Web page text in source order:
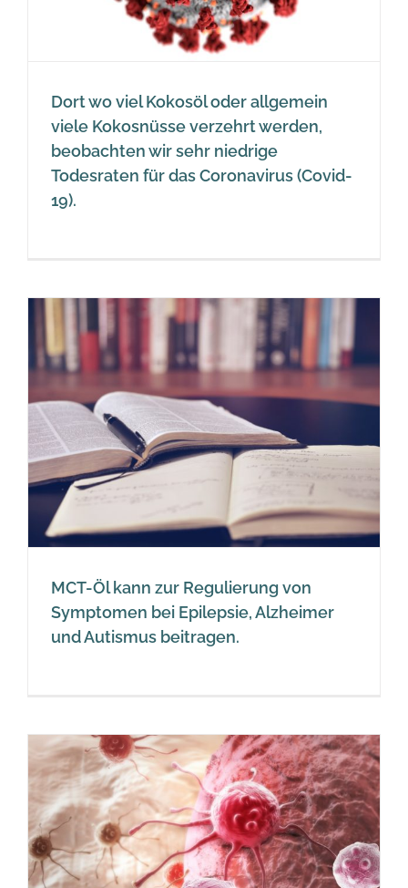
Dort wo viel Kokosöl oder allgemein
viele Kokosnüsse verzehrt werden,
beobachten wir sehr niedrige
Todesraten für das Coronavirus (Covid-
19).
MCT-Öl kann zur Regulierung von
Symptomen bei Epilepsie, Alzheimer
und Autismus beitragen.